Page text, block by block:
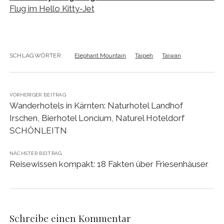
Flug im Hello Kitty-Jet
SCHLAGWÖRTER: Elephant Mountain Taipeh Taiwan
VORHERIGER BEITRAG
Wanderhotels in Kärnten: Naturhotel Landhof
Irschen, Bierhotel Loncium, Naturel Hoteldorf
SCHÖNLEITN
NÄCHSTER BEITRAG
Reisewissen kompakt: 18 Fakten über Friesenhäuser
Schreibe einen Kommentar